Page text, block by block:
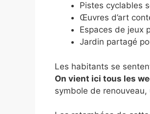
Pistes cyclables
Œuvres d’art
Espaces de jeux
Jardin partagé
Les habitants se
On vient ici tous les
symbole de renouveau,